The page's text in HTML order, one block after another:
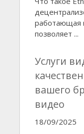
работающая
позволяет ...
Услуги
вашего
видео
18/09/2025